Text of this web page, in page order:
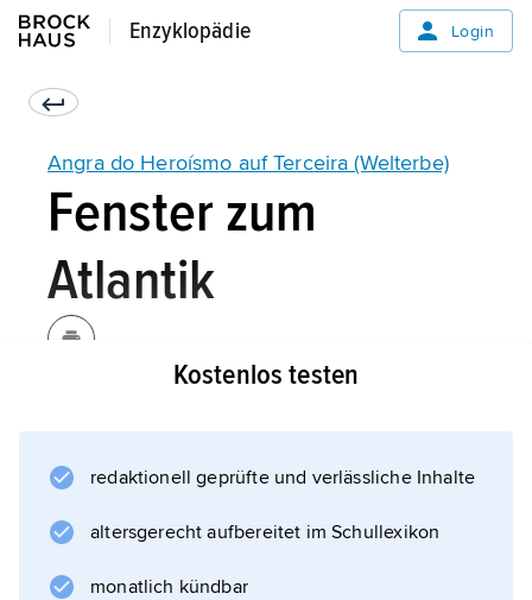
Enzyklopädie
Enzyklopädie Login
Angra do Heroísmo auf Terceira (Welterbe)
Fenster zum
Atlantik
Kostenlos testen
redaktionell geprüfte und verlässliche Inhalte
altersgerecht aufbereitet im Schullexikon
monatlich kündbar